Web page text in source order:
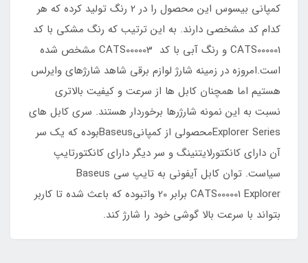
کمپانی بیسوس این محصول را در 2 رنگ تولید کرده که هر
کدام کد مشخصی دارند. به این ترتیب که رنگ مشکی با کد
CATS000001 و رنگ آبی با کد CATS000003 مشخص شده
است.امروزه در زمینه شارژ لوازم برقی شاهد شارژهای وایرلس
هستیم اما همچنان کابل ها از سرعت و کیفیت بالاتری
نسبت به این نمونه شارژرها برخوردار هستند. سری کابل های
Explorer Seriesمحصولی از کمپانیBaseusبوده که یک سر
آن دارای کانکتورلایتنینگ و سر دیگر دارای کانکتورتایپ
سیاست. توان کابل آیفونی به تایپ سی Baseus
CATS000001 Explorer برابر 20 واتبوده که باعث شده تا کاربر
بتواند با سرعت بالا گوشی خود را شارژ کند.